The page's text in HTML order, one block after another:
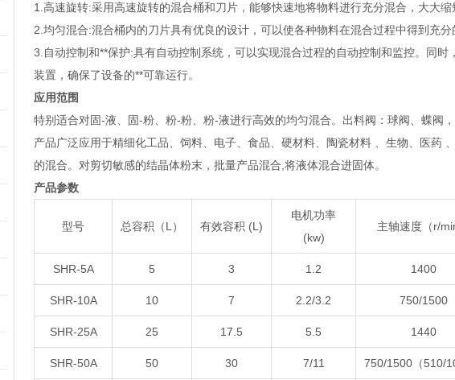
1.高速旋转:采用高速旋转的混合桶和刀片，能够快速地将物料进行充分混合，大大
2.均匀混合:混合桶内的刀片具有优良的设计，可以使各种物料在混合过程中得到充
3.自动控制和**保护:具有自动控制系统，可以实现混合过程的自动控制和监控。同
装置，确保了设备的**可靠运行。
应用范围
特别适合对固-液、固-粉、粉-粉、粉-液进行高效的均匀混合。出料阀：球阀、蝶阀
产品广泛应用于精细化工品、饲料、电子、食品、硬材料、陶瓷材料 、生物、医药
的混合。对剪切敏感的结晶体粉末，批量产品混合,将液体混合进固体。
产品参数
型号 总容积（L） 有效容积 (L)
电机功率
(kw)
主轴速度（r/
SHR-5A 5 3 1.2 1400
SHR-10A 10 7 2.2/3.2 750/1500
SHR-25A 25 17.5 5.5 1440
SHR-50A 50 30 7/11 750/1500（510/